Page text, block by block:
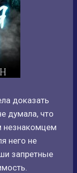
доказать
думала, что
незнакомцем
него не
запретные